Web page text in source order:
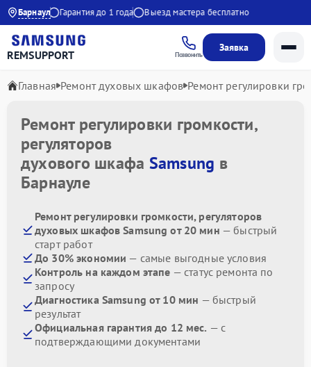
Барнаул
21:00 Гарантия до 1 года Выезд мастера бесплатно
REMSUPPORT Позвонить
Заявка
Главная Ремонт духовых шкафов Ремонт регулировки
Ремонт регулировки громкости,
регуляторов
духового шкафа Samsung в
Барнауле
Ремонт регулировки громкости, регуляторов
духовых шкафов Samsung от 20 мин — быстрый
старт работ
До 30% экономии — самые выгодные условия
Контроль на каждом этапе — статус ремонта по
запросу
Диагностика Samsung от 10 мин — быстрый
результат
Официальная гарантия до 12 мес. — с
подтверждающими документами